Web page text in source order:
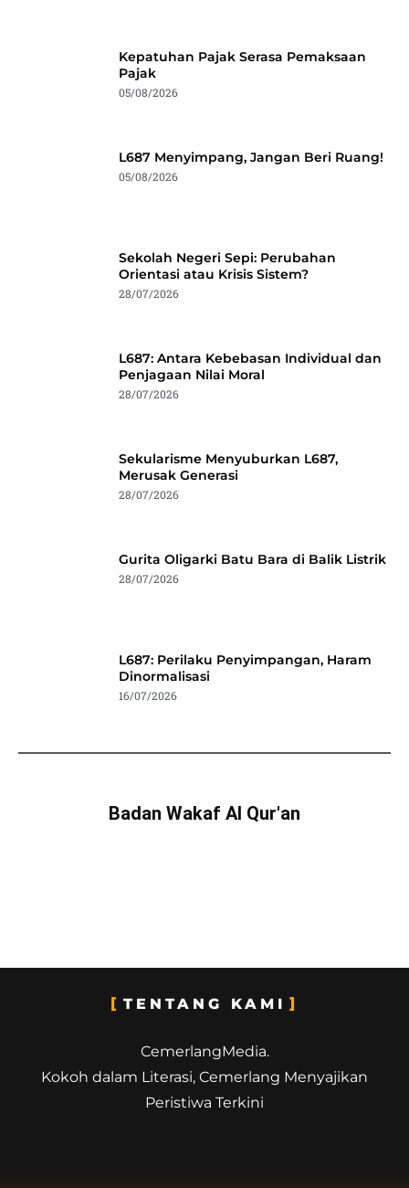
Kepatuhan Pajak Serasa Pemaksaan
Pajak
05/08/2026
L687 Menyimpang, Jangan Beri Ruang!
05/08/2026
Sekolah Negeri Sepi: Perubahan
Orientasi atau Krisis Sistem?
28/07/2026
L687: Antara Kebebasan Individual dan
Penjagaan Nilai Moral
28/07/2026
Sekularisme Menyuburkan L687,
Merusak Generasi
28/07/2026
Gurita Oligarki Batu Bara di Balik Listrik
28/07/2026
L687: Perilaku Penyimpangan, Haram
Dinormalisasi
16/07/2026
Badan Wakaf Al Qur'an
TENTANG KAMI
CemerlangMedia.
Kokoh dalam Literasi, Cemerlang Menyajikan
Peristiwa Terkini